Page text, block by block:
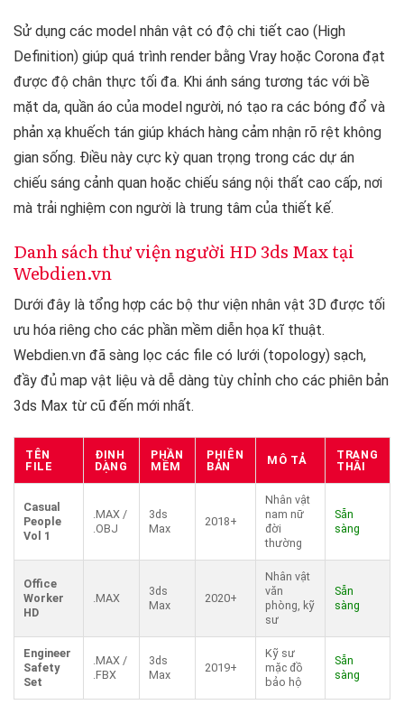
Sử dụng các model nhân vật có độ chi tiết cao (High
Definition) giúp quá trình render bằng Vray hoặc Corona đạt
được độ chân thực tối đa. Khi ánh sáng tương tác với bề
mặt da, quần áo của model người, nó tạo ra các bóng đổ và
phản xạ khuếch tán giúp khách hàng cảm nhận rõ rệt không
gian sống. Điều này cực kỳ quan trọng trong các dự án
chiếu sáng cảnh quan hoặc chiếu sáng nội thất cao cấp, nơi
mà trải nghiệm con người là trung tâm của thiết kế.
Danh sách thư viện người HD 3ds Max tại
Webdien.vn
Dưới đây là tổng hợp các bộ thư viện nhân vật 3D được tối
ưu hóa riêng cho các phần mềm diễn họa kĩ thuật.
Webdien.vn đã sàng lọc các file có lưới (topology) sạch,
đầy đủ map vật liệu và dễ dàng tùy chỉnh cho các phiên bản
3ds Max từ cũ đến mới nhất.
TÊN
FILE
ĐỊNH
DẠNG
PHẦN
MỀM
PHIÊN
BẢN
MÔ TẢ
TRẠNG
THÁI
Casual
People
Vol 1
.MAX /
.OBJ
3ds
Max
2018+
Nhân vật
nam nữ
đời
thường
Sẵn
sàng
Office
Worker
HD
.MAX
3ds
Max
2020+
Nhân vật
văn
phòng, kỹ
sư
Sẵn
sàng
Engineer
Safety
Set
.MAX /
.FBX
3ds
Max
2019+
Kỹ sư
mặc đồ
bảo hộ
Sẵn
sàng